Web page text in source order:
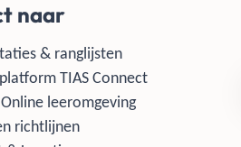
naar
& ranglijsten
TIAS Connect
leeromgeving
richtlijnen